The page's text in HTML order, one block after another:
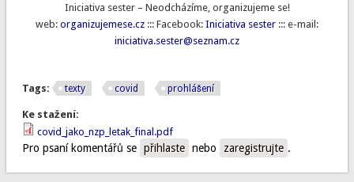
Iniciativa sester – Neodcházíme, organizujeme se!
web: organizujemese.cz ::: Facebook: Iniciativa sester ::: e-mail:
iniciativa.sester@seznam.cz
Tags: texty covid prohlášení
Ke stažení:
covid_jako_nzp_letak_final.pdf
Pro psaní komentářů se přihlaste nebo zaregistrujte .